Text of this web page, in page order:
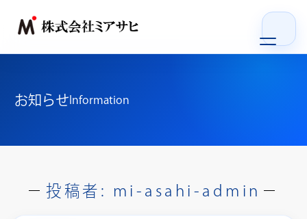
会社概要
お知らせ Information
投稿者: mi-asahi-admin